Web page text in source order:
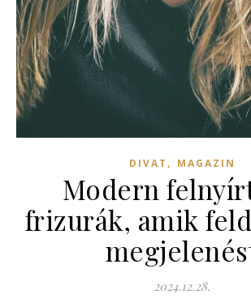
DIVAT , MAGAZIN
Modern
frizurák, amik
2024.12.28.